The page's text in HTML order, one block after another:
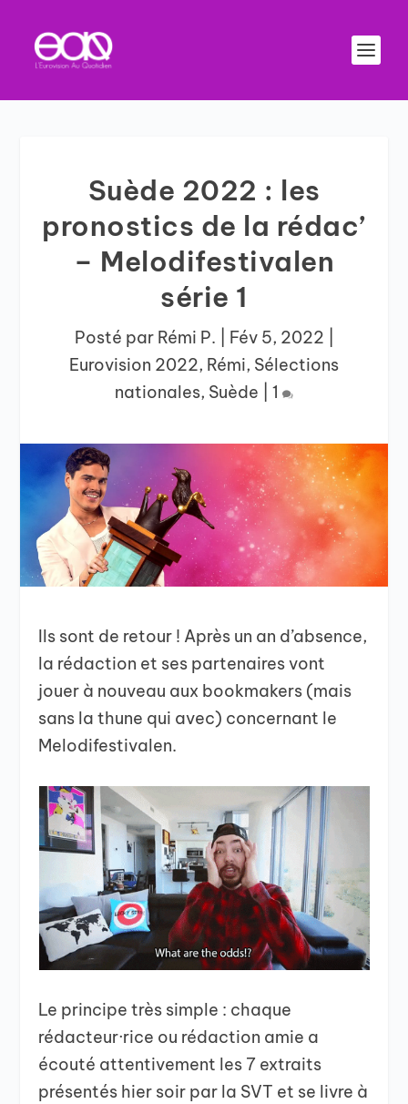
Suède 2022 : les
pronostics de la rédac’
– Melodifestivalen
série 1
Posté par Rémi P. Fév 5, 2022
Eurovision 2022, Rémi, Sélections
nationales, Suède 1
Ils sont de retour ! Après un an d’absence,
la rédaction et ses partenaires vont
jouer à nouveau aux bookmakers (mais
sans la thune qui avec) concernant le
Melodifestivalen.
Le principe très simple : chaque
rédacteur·rice ou rédaction amie a
écouté attentivement les 7 extraits
présentés hier soir par la SVT et se livre à